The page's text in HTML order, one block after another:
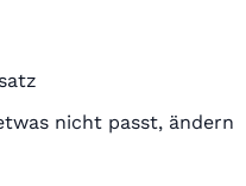
nicht passt, ändern